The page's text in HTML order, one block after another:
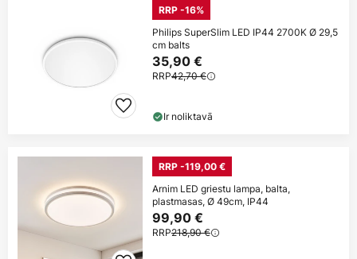
RRP -16%
Philips SuperSlim LED IP44 2700K Ø 29,5
cm balts
35,90 €
RRP42,70 €
Ir noliktavā
RRP -119,00 €
Arnim LED griestu lampa, balta,
plastmasas, Ø 49cm, IP44
99,90 €
RRP218,90 €